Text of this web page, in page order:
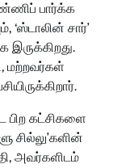
பார்க்க
‘ஸ்டாலின் சார்’
மற்றவர்கள்
பிற கட்சிகளை
சில்லு’களின்
அவர்களிடம்